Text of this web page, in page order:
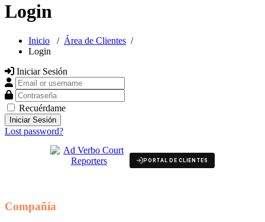
Login
Inicio / Área de Clientes /
Login
Iniciar Sesión
Email or username
Contraseña
Recuérdame
Lost password?
PORTAL DE CLIENTES
Compañía